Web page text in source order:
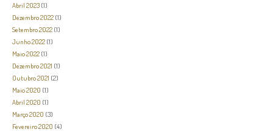
Abril 2023 (1)
Dezembro 2022 (1)
Setembro 2022 (1)
Junho 2022 (1)
Maio 2022 (1)
Dezembro 2021 (1)
Outubro 2021 (2)
Maio 2020 (1)
Abril 2020 (1)
Março 2020 (3)
Fevereiro 2020 (4)